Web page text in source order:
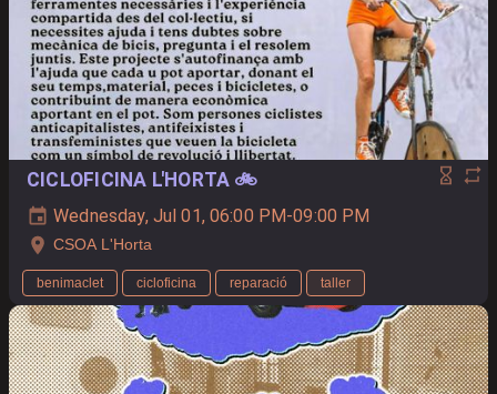
CICLOFICINA L'HORTA 🚲
Wednesday, Jul 01, 06:00 PM-09:00 PM
CSOA L'Horta
benimaclet cicloficina reparació taller